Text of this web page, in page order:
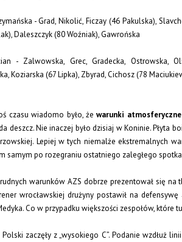
- Grad, Nikolić, Ficzay (46 Pakulska),
Daleszczyk (80 Woźniak), Gawrońska
- Zalwowska, Grec, Gradecka, Ostrowska,
Koziarska (67 Lipka), Zbyrad, Cichosz (78
czasu wiadomo było, żewarunki atmosferyczne
deszcz. Nie inaczej było dzisiaj w Koninie. Płyta
Lepiej w tych niemalże ekstremalnych
samym po rozegraniu ostatniego zaległego
warunków AZS dobrze prezentował się
wrocławskiej drużyny postawił na
Co w przypadku większości zespołów, które
zaczęły z „wysokiego C”. Podanie wzdłuż